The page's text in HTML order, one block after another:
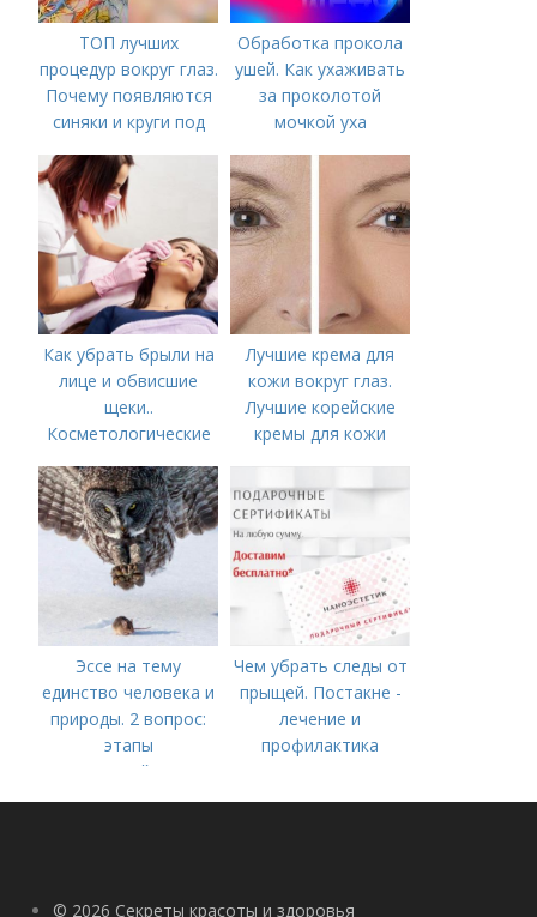
ТОП лучших
процедур вокруг глаз.
Почему появляются
синяки и круги под
Обработка прокола
ушей. Как ухаживать
за проколотой
мочкой уха
Как убрать брыли на
лице и обвисшие
щеки..
Косметологические
Лучшие крема для
кожи вокруг глаз.
Лучшие корейские
кремы для кожи
году
Эссе на тему
единство человека и
природы. 2 вопрос:
этапы
взаимодействия
природного и
Чем убрать следы от
прыщей. Постакне -
лечение и
профилактика
© 2026 Секреты красоты и здоровья